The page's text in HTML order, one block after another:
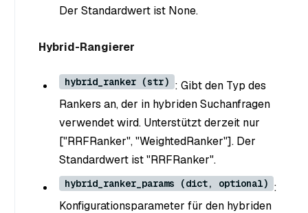
Der Standardwert ist None.
Hybrid-Rangierer
hybrid_ranker (str) : Gibt den Typ des
Rankers an, der in hybriden Suchanfragen
verwendet wird. Unterstützt derzeit nur
["RRFRanker", "WeightedRanker"]. Der
Standardwert ist "RRFRanker".
hybrid_ranker_params (dict, optional) :
Konfigurationsparameter für den hybriden